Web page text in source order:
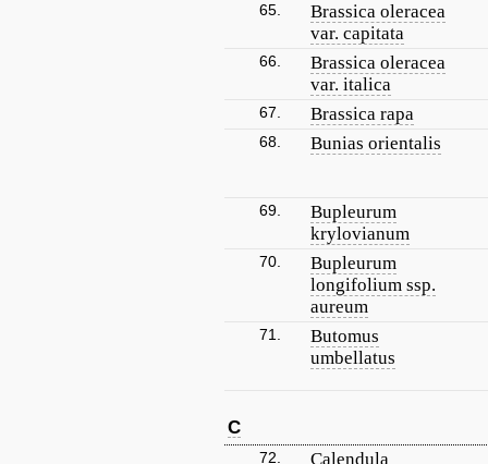
65.
Brassica oleracea
var. capitata
66.
Brassica oleracea
var. italica
67. Brassica rapa
68. Bunias orientalis
69.
Bupleurum
krylovianum
70.
Bupleurum
longifolium ssp.
aureum
71.
Butomus
umbellatus
C
72.
Calendula